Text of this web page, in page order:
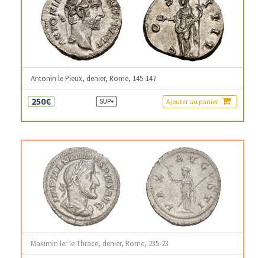
Antonin le Pieux, denier, Rome, 145-147
250€ SUP+ Ajouter au panier
Maximin Ier le Thrace, denier, Rome, 235-23